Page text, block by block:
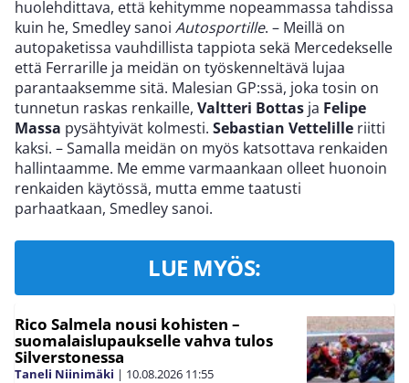
huolehdittava, että kehitymme nopeammassa tahdissa
kuin he, Smedley sanoi Autosportille. – Meillä on
autopaketissa vauhdillista tappiota sekä Mercedekselle
että Ferrarille ja meidän on työskenneltävä lujaa
parantaaksemme sitä. Malesian GP:ssä, joka tosin on
tunnetun raskas renkaille, Valtteri Bottas ja Felipe
Massa pysähtyivät kolmesti. Sebastian Vettelille riitti
kaksi. – Samalla meidän on myös katsottava renkaiden
hallintaamme. Me emme varmaankaan olleet huonoin
renkaiden käytössä, mutta emme taatusti
parhaatkaan, Smedley sanoi.
LUE MYÖS:
Rico Salmela nousi kohisten –
suomalaislupaukselle vahva tulos
Silverstonessa
Taneli Niinimäki | 10.08.2026 11:55